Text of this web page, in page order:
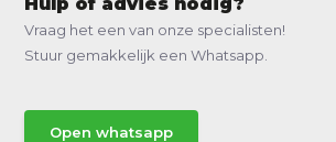
Vraag het een van onze specialisten!
Stuur gemakkelijk een Whatsapp.
Open whatsapp